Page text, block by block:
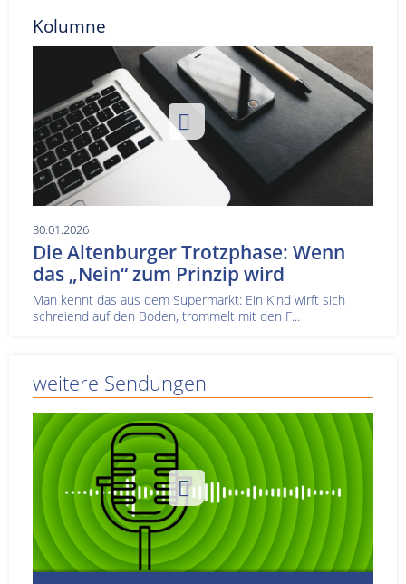
Kolumne
30.01.2026
Die Altenburger Trotzphase: Wenn
das „Nein“ zum Prinzip wird
Man kennt das aus dem Supermarkt: Ein Kind wirft sich
schreiend auf den Boden, trommelt mit den F...
weitere Sendungen